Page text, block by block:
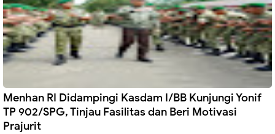
Menhan RI Didampingi Kasdam I/BB Kunjungi Yonif
TP 902/SPG, Tinjau Fasilitas dan Beri Motivasi
Prajurit